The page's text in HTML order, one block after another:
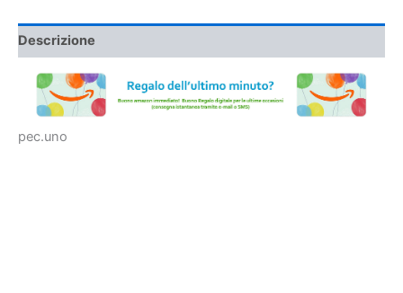
Descrizione
pec.uno